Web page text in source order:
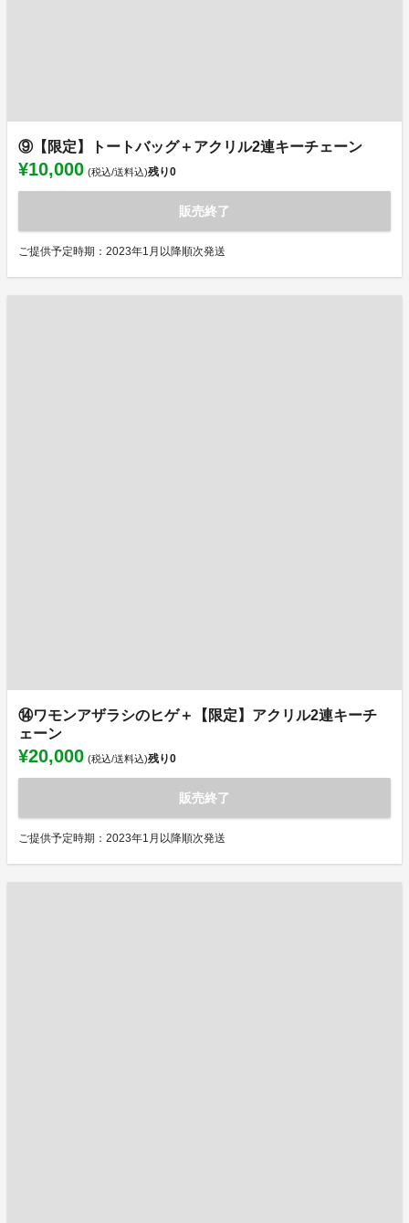
⑨【限定】トートバッグ＋アクリル2連キーチェーン
¥10,000 (税込/送料込)残り0
販売終了
ご提供予定時期：2023年1月以降順次発送
⑭ワモンアザラシのヒゲ＋【限定】アクリル2連キーチ
ェーン
¥20,000 (税込/送料込)残り0
販売終了
ご提供予定時期：2023年1月以降順次発送